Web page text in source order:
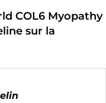
COL6 Myopathy
sur la